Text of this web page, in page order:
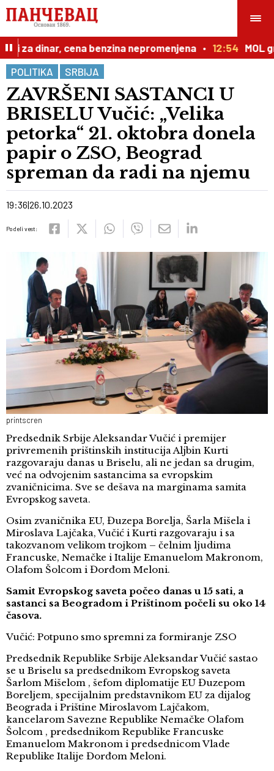
dinar, cena benzina nepromenjena 12:54 MOL
POLITIKA
SRBIJA
ZAVRŠENI SASTANCI U
BRISELU Vučić: „Velika
petorka“ 21. oktobra donela
papir o ZSO, Beograd
spreman da radi na njemu
19:36 26.10.2023
Podeli vest:
printscren
Predsednik Srbije Aleksandar Vučić i premijer
privremenih prištinskih institucija Aljbin Kurti
razgovaraju danas u Briselu, ali ne jedan sa drugim,
već na odvojenim sastancima sa evropskim
zvaničnicima. Sve se dešava na marginama samita
Evropskog saveta.
Osim zvaničnika EU, Đuzepa Borelja, Šarla Mišela i
Miroslava Lajčaka, Vučić i Kurti razgovaraju i sa
takozvanom velikom trojkom – čelnim ljudima
Francuske, Nemačke i Italije Emanuelom Makronom,
Olafom Šolcom i Đorđom Meloni.
Samit Evropskog saveta počeo danas u 15 sati, a
sastanci sa Beogradom i Prištinom počeli su oko 14
časova.
Vučić: Potpuno smo spremni za formiranje ZSO
Predsednik Republike Srbije Aleksandar Vučić sastao
se u Briselu sa predsednikom Evropskog saveta
Šarlom Mišelom , šefom diplomatije EU Đuzepom
Boreljem, specijalnim predstavnikom EU za dijalog
Beograda i Prištine Miroslavom Lajčakom,
kancelarom Savezne Republike Nemačke Olafom
Šolcom , predsednikom Republike Francuske
Emanuelom Makronom i predsednicom Vlade
Republike Italije Đorđom Meloni.